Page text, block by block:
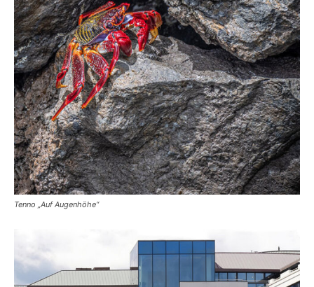
Tenno „Auf Augenhöhe“